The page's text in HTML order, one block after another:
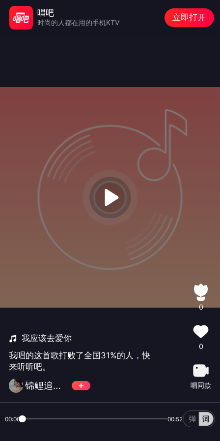
我应该去爱你
我唱的这首歌打败了全国31%的人，快
来听听吧。
锦鲤追着我咬
0
0
唱同款
00:00 00:52
唱吧
时尚的人都在用的手机KTV
立即打开